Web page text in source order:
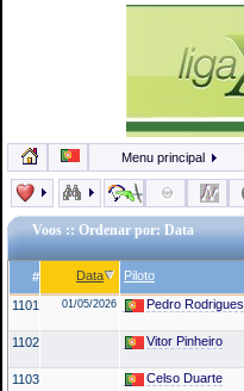
Menu principal
Voos :: Ordenar por: Data
# Data Piloto
1101 01/05/2026 Pedro Rodrigues
1102 Vitor Pinheiro
1103 Celso Duarte